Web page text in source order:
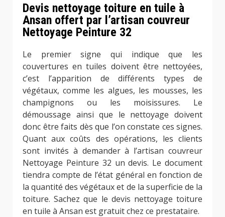
Devis nettoyage toiture en tuile à
Ansan offert par l’artisan couvreur
Nettoyage Peinture 32
Le premier signe qui indique que les
couvertures en tuiles doivent être nettoyées,
c’est l’apparition de différents types de
végétaux, comme les algues, les mousses, les
champignons ou les moisissures. Le
démoussage ainsi que le nettoyage doivent
donc être faits dès que l’on constate ces signes.
Quant aux coûts des opérations, les clients
sont invités à demander à l’artisan couvreur
Nettoyage Peinture 32 un devis. Le document
tiendra compte de l’état général en fonction de
la quantité des végétaux et de la superficie de la
toiture. Sachez que le devis nettoyage toiture
en tuile à Ansan est gratuit chez ce prestataire.